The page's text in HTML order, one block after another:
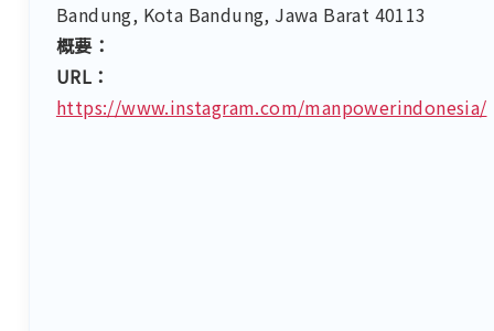
Bandung, Kota Bandung, Jawa Barat 40113
概要：
URL：
https://www.instagram.com/manpowerindonesia/